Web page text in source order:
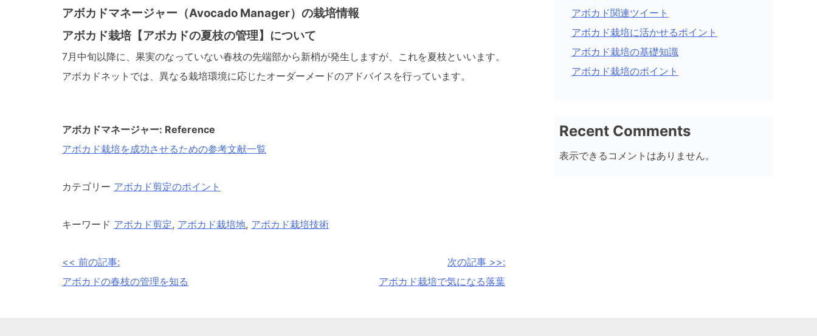
アボカドマネージャー（Avocado Manager）の栽培情報
アボカド栽培【アボカドの夏枝の管理】について
7月中旬以降に、果実のなっていない春枝の先端部から新梢が発生しますが、これを夏枝といいます。
アボカドネットでは、異なる栽培環境に応じたオーダーメードのアドバイスを行っています。
アボカドマネージャー: Reference
アボカド栽培を成功させるための参考文献一覧
カテゴリー アボカド剪定のポイント
キーワード アボカド剪定, アボカド栽培地, アボカド栽培技術
投
<< 前の記事:
アボカドの春枝の管理を知る
次の記事 >>:
アボカド栽培で気になる落葉
アボカド関連ツイート
アボカド栽培に活かせるポイント
アボカド栽培の基礎知識
アボカド栽培のポイント
Recent Comments
表示できるコメントはありません。